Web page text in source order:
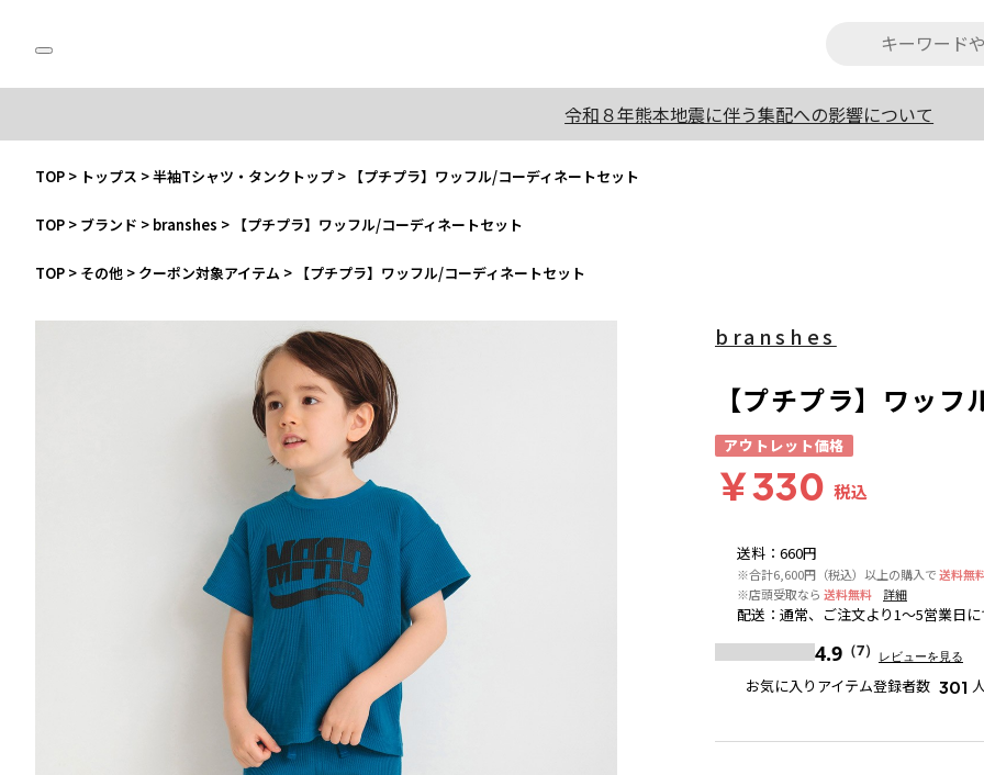
令和８年熊本地震に伴う集配への影響について
TOP > トップス >半袖Tシャツ・タンクトップ > 【プチプラ】ワッフル/コーディネートセット
TOP > ブランド > branshes > 【プチプラ】ワッフル/コーディネートセット
TOP > その他 > クーポン対象アイテム > 【プチプラ】ワッフル/コーディネートセット
送料 ： 660円
※合計6,600円（税込）以上の購入で送料無
※店頭受取なら 送料無料 詳細
配送 ： 通常、ご注文より1～5営業日
4.9 （7） レビューを見る
お気に入りアイテム登録者数 301 人
branshes
【プチプラ】ワッ
アウトレット価格
￥330 税込